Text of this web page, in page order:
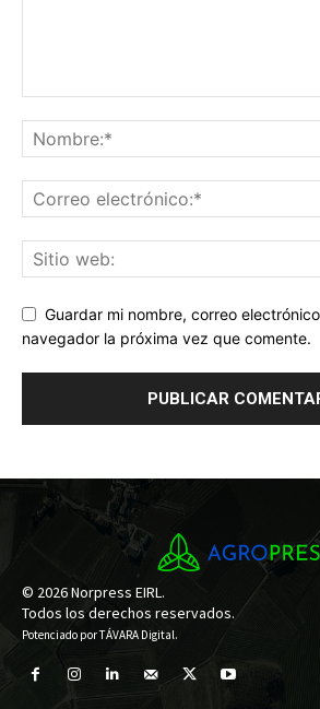
Guardar mi nombre, correo
navegador la próxima vez que comente.
© 2026 Norpress EIRL.
Todos los derechos reservados.
Potenciado porTÁVARA Digital.